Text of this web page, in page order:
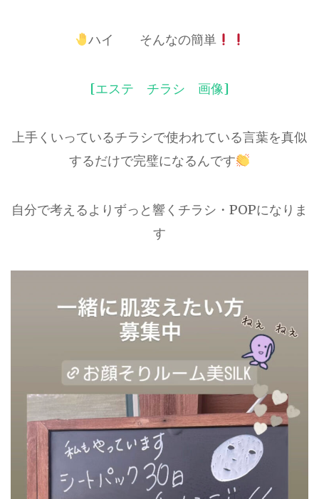
ハイ そんなの簡単
[エステ チラシ 画像]
上手くいっているチラシで使われている言葉を真似
するだけで完璧になるんです
自分で考えるよりずっと響くチラシ・POPになりま
す